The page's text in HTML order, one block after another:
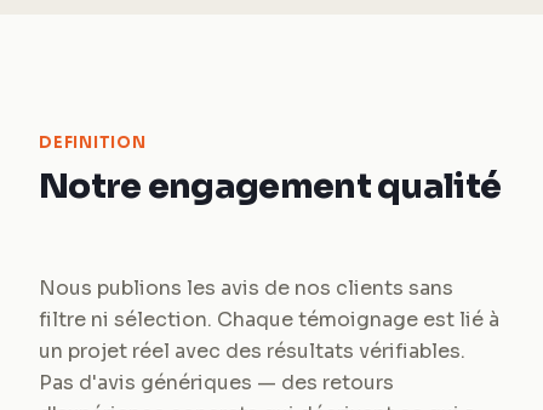
DEFINITION
Notre engagement qualité
Nous publions les avis de nos clients sans
filtre ni sélection. Chaque témoignage est lié à
un projet réel avec des résultats vérifiables.
Pas d'avis génériques — des retours